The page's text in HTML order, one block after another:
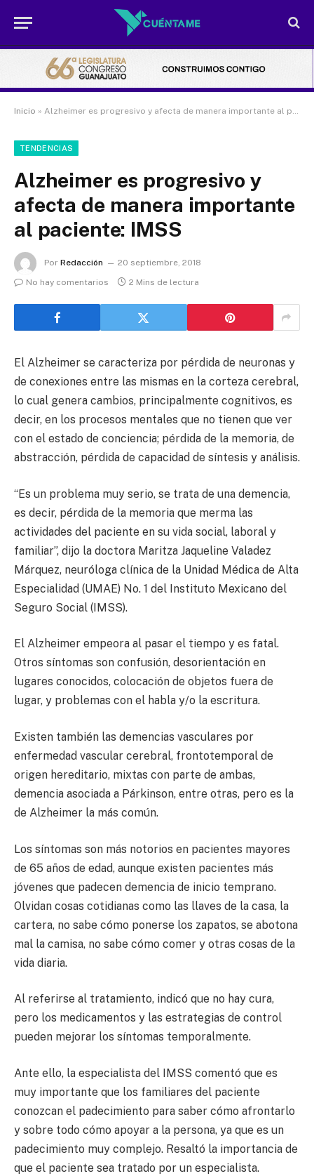
Inicio » Alzheimer es progresivo y afecta de manera importante al paciente: IMSS
TENDENCIAS
Alzheimer es progresivo y
afecta de manera importante
al paciente: IMSS
Por Redacción
20 septiembre, 2018
No hay comentarios
2 Mins de lectura
El Alzheimer se caracteriza por pérdida de neuronas y
de conexiones entre las mismas en la corteza cerebral,
lo cual genera cambios, principalmente cognitivos, es
decir, en los procesos mentales que no tienen que ver
con el estado de conciencia; pérdida de la memoria, de
abstracción, pérdida de capacidad de síntesis y análisis.
“Es un problema muy serio, se trata de una demencia,
es decir, pérdida de la memoria que merma las
actividades del paciente en su vida social, laboral y
familiar”, dijo la doctora Maritza Jaqueline Valadez
Márquez, neuróloga clínica de la Unidad Médica de Alta
Especialidad (UMAE) No. 1 del Instituto Mexicano del
Seguro Social (IMSS).
El Alzheimer empeora al pasar el tiempo y es fatal.
Otros síntomas son confusión, desorientación en
lugares conocidos, colocación de objetos fuera de
lugar, y problemas con el habla y/o la escritura.
Existen también las demencias vasculares por
enfermedad vascular cerebral, frontotemporal de
origen hereditario, mixtas con parte de ambas,
demencia asociada a Párkinson, entre otras, pero es la
de Alzheimer la más común.
Los síntomas son más notorios en pacientes mayores
de 65 años de edad, aunque existen pacientes más
jóvenes que padecen demencia de inicio temprano.
Olvidan cosas cotidianas como las llaves de la casa, la
cartera, no sabe cómo ponerse los zapatos, se abotona
mal la camisa, no sabe cómo comer y otras cosas de la
vida diaria.
Al referirse al tratamiento, indicó que no hay cura,
pero los medicamentos y las estrategias de control
pueden mejorar los síntomas temporalmente.
Ante ello, la especialista del IMSS comentó que es
muy importante que los familiares del paciente
conozcan el padecimiento para saber cómo afrontarlo
y sobre todo cómo apoyar a la persona, ya que es un
padecimiento muy complejo. Resaltó la importancia de
que el paciente sea tratado por un especialista.